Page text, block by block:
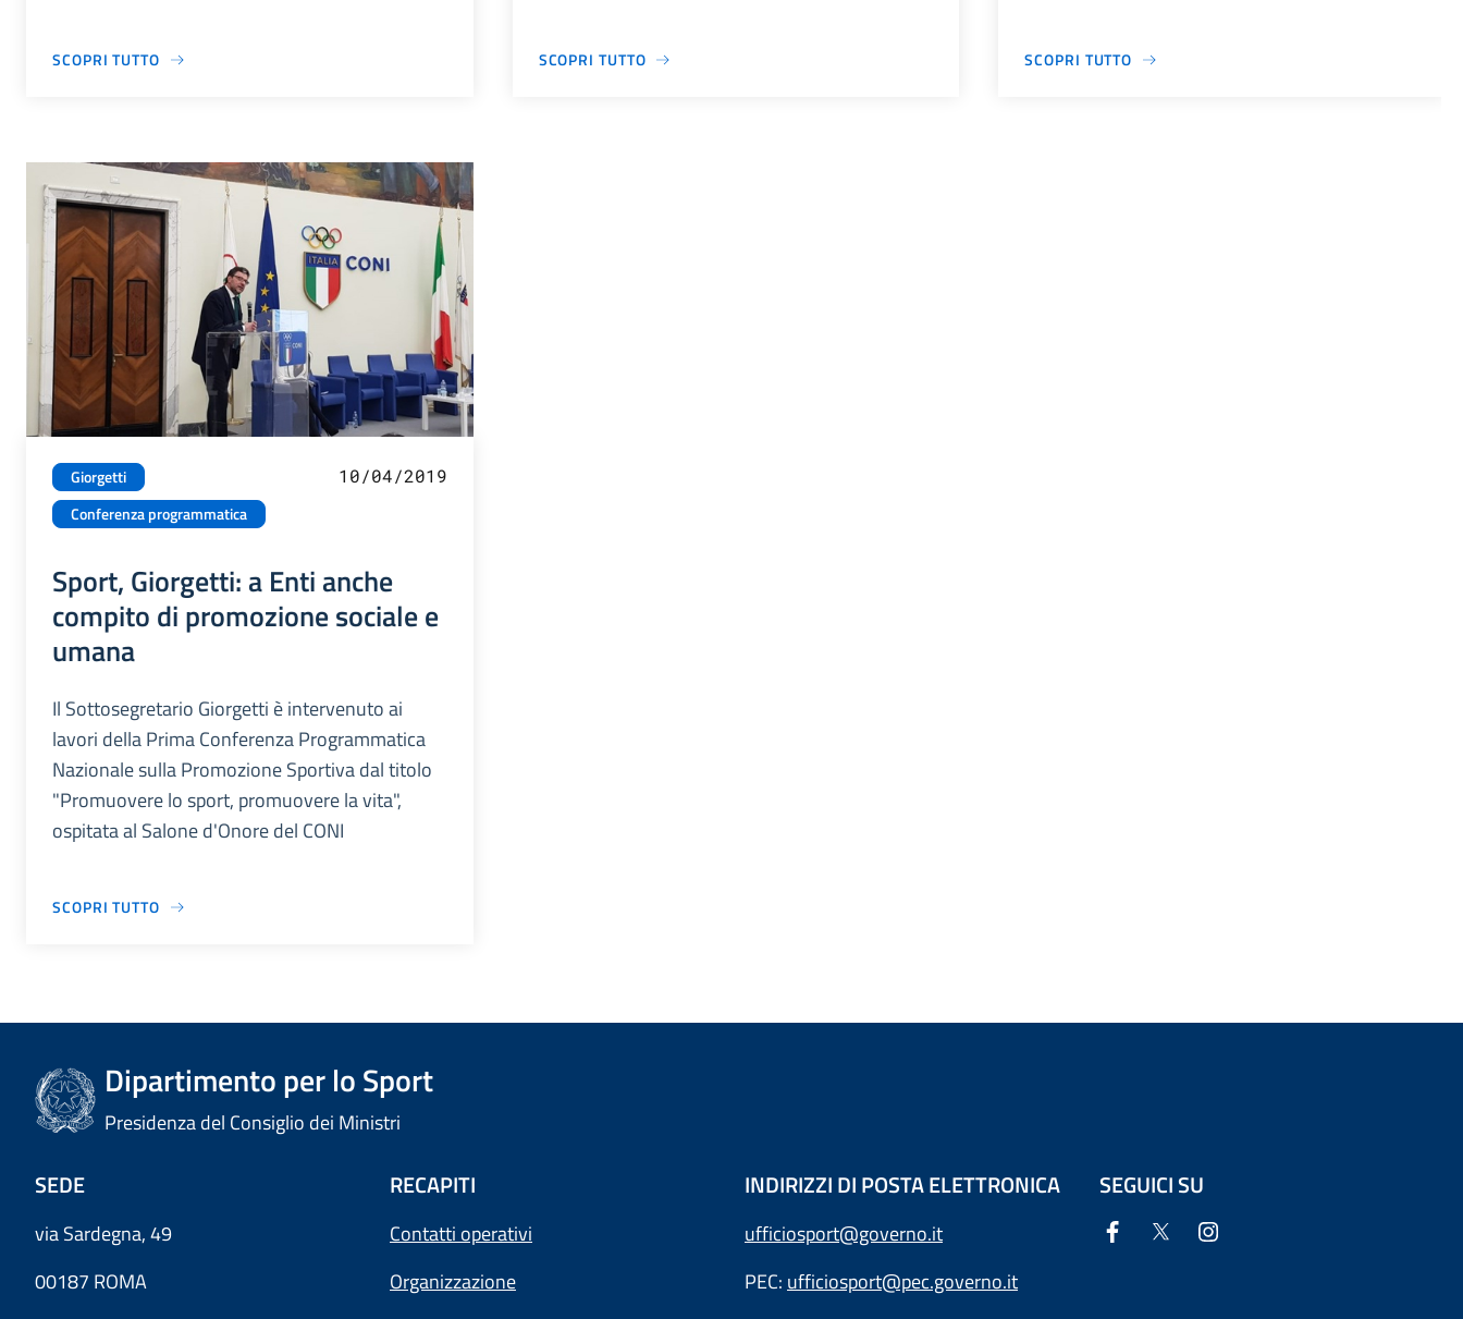
SCOPRI TUTTO SCOPRI TUTTO SCOPRI TUTTO
Giorgetti
Conferenza programmatica
10/04/2019
Sport, Giorgetti: a Enti anche
compito di promozione sociale e
umana
Il Sottosegretario Giorgetti è intervenuto ai
lavori della Prima Conferenza Programmatica
Nazionale sulla Promozione Sportiva dal titolo
"Promuovere lo sport, promuovere la vita",
ospitata al Salone d'Onore del CONI
SCOPRI TUTTO
Dipartimento per lo Sport
Presidenza del Consiglio dei Ministri
SEDE
via Sardegna, 49
00187 ROMA
RECAPITI
Contatti operativi
Organizzazione
INDIRIZZI DI POSTA ELETTRONICA
ufficiosport@governo.it
PEC: ufficiosport@pec.governo.it
SEGUICI SU